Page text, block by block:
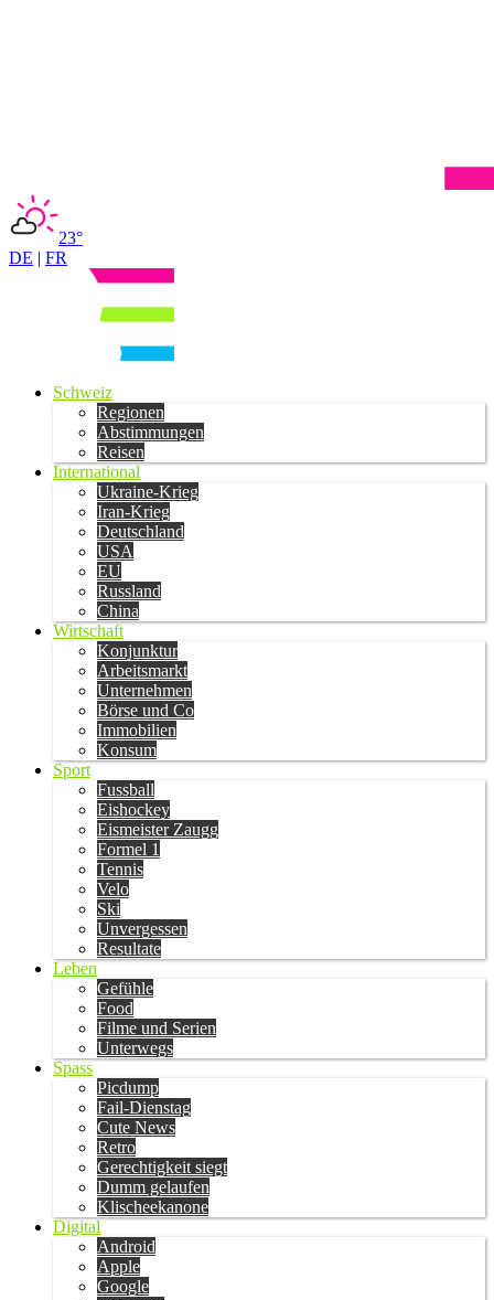
23°
DE | FR
Schweiz
Regionen
Abstimmungen
Reisen
International
Ukraine-Krieg
Iran-Krieg
Deutschland
USA
EU
Russland
China
Wirtschaft
Konjunktur
Arbeitsmarkt
Unternehmen
Börse und Co
Immobilien
Konsum
Sport
Fussball
Eishockey
Eismeister Zaugg
Formel 1
Tennis
Velo
Ski
Unvergessen
Resultate
Leben
Gefühle
Food
Filme und Serien
Unterwegs
Spass
Picdump
Fail-Dienstag
Cute News
Retro
Gerechtigkeit siegt
Dumm gelaufen
Klischeekanone
Digital
Android
Apple
Google